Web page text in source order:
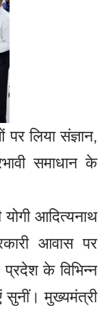
लिया संज्ञान,
समाधान के
आदित्यनाथ
आवास पर
प्रदेश के विभिन्न
सुनीं। मुख्यमंत्री